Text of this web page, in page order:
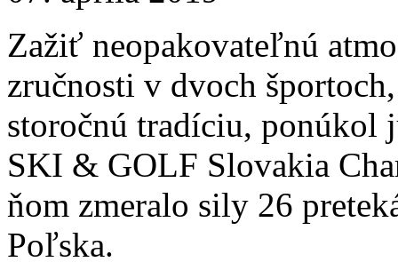
Zažiť neopakovateľnú
zručnosti v dvoch
storočnú tradíciu, ponúkol
SKI & GOLF Slovakia
ňom zmeralo sily 26
Poľska.